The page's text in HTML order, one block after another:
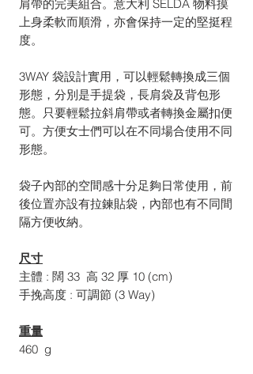
肩帶的完美組合。意大利 SELDA 物料摸
上身柔軟而順滑，亦會保持一定的堅挺程
度。
3WAY 袋設計實用，可以輕鬆轉換成三個
形態，分別是手提袋，長肩袋及背包形
態。只要輕鬆拉斜肩帶或者轉換金屬扣便
可。方便女士們可以在不同場合使用不同
形態。
袋子內部的空間感十分足夠日常使用，前
後位置亦設有拉鍊貼袋，內部也有不同間
隔方便收納。
尺寸
主體 : 闊 33 高 32 厚 10 (cm)
手挽高度 : 可調節 (3 Way)
重量
460 g